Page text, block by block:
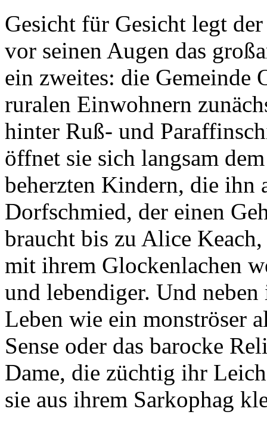
Gesicht für Gesicht legt
vor seinen Augen das
ein zweites: die
ruralen Einwohnern
hinter Ruß- und
öffnet sie sich langsam
beherzten Kindern, die ihn
Dorfschmied, der einen
braucht bis zu Alice
mit ihrem Glockenlachen
und lebendiger. Und
Leben wie ein monströser
Sense oder das barocke
Dame, die züchtig ihr
sie aus ihrem Sarkophag